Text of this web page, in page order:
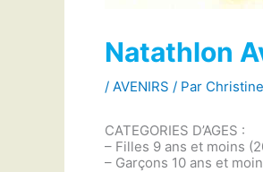
Natathlon
/ AVENIRS / Par
CATEGORIES D’AGES :
– Filles 9 ans et moins
– Garçons 10 ans et